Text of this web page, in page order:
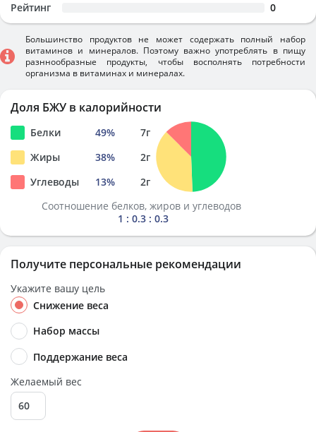
Рейтинг 0
Большинство продуктов не может содержать полный набор
витаминов и минералов. Поэтому важно употреблять в пищу
разннообразные продукты, чтобы восполнять потребности
организма в витаминах и минералах.
Доля БЖУ в калорийности
Белки 49% 7г
Жиры
38% 2г
Углеводы
13% 2г
Соотношение белков, жиров и углеводов
1 : 0.3 : 0.3
Получите персональные рекомендации
Укажите вашу цель
Снижение веса
Набор массы
Поддержание веса
Желаемый вес